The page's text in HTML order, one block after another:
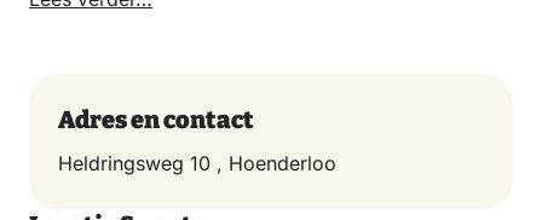
Canadezen, die zich overal rondom in de bosranden
hebben verscholen, om het dorp nader te
Adres en contact
Heldringsweg 10 , Hoenderloo